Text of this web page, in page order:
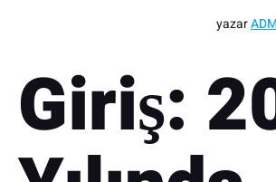
yazar
Giriş: